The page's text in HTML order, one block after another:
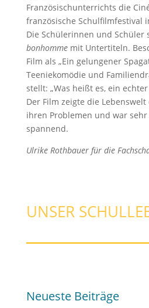
Französischunterrichts die
französische Schulfilmfestival
Die Schülerinnen und Schüler
bonhommemit Untertiteln.
Film als „Ein gelungener
Teeniekomödie und
stellt: „Was heißt es, ein
Der Film zeigte die
ihren Problemen und war
spannend.
Ulrike Rothbauer für die
UNSER
Neueste Beiträge